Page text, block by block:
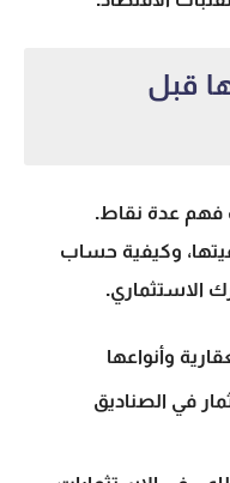
قبل
فهم عدة نقاط.
وكيفية حساب
الاستثماري.
وأنواعها
في الصناديق